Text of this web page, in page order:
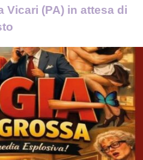
Vicari (PA) in attesa di